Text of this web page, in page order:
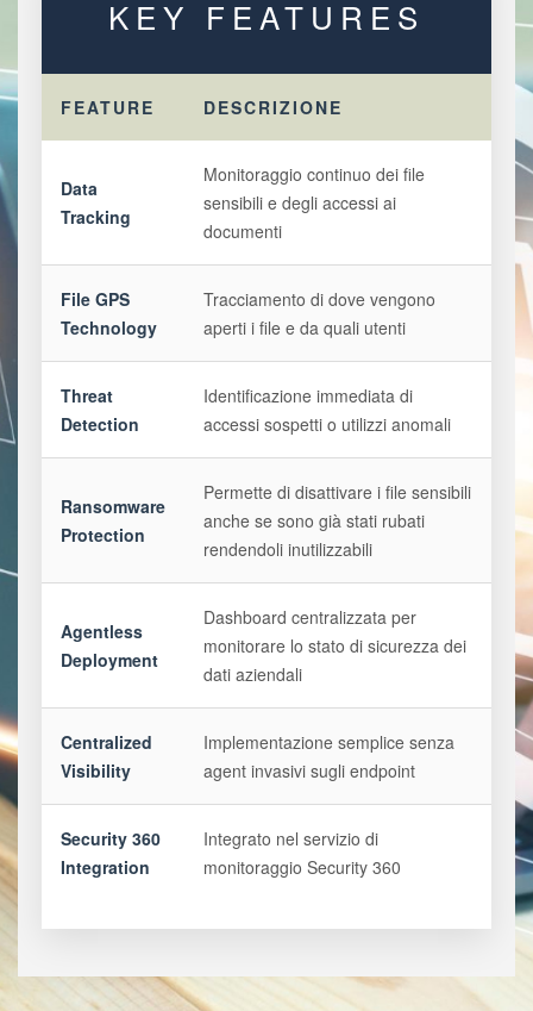
KEY FEATURES
FEATURE DESCRIZIONE
Data
Tracking
Monitoraggio continuo dei file
sensibili e degli accessi ai
documenti
File GPS
Technology
Tracciamento di dove vengono
aperti i file e da quali utenti
Threat
Detection
Identificazione immediata di
accessi sospetti o utilizzi anomali
Ransomware
Protection
Permette di disattivare i file sensibili
anche se sono già stati rubati
rendendoli inutilizzabili
Agentless
Deployment
Dashboard centralizzata per
monitorare lo stato di sicurezza dei
dati aziendali
Centralized
Visibility
Implementazione semplice senza
agent invasivi sugli endpoint
Security 360
Integration
Integrato nel servizio di
monitoraggio Security 360